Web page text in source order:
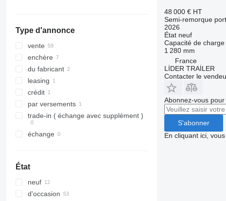
Saint-Aubin-sur-Gaillon
Lillers
Nancy
Serrières-en-Chautagne
tout afficher
Type d'annonce
vente
enchère
du fabricant
leasing
crédit
par versements
trade-in ( échange avec supplément )
échange
État
neuf
d'occasion
48 000 € HT
Semi-remorque
2026
Étatneuf
Capacité de charge
1 280 mm
France
LİDER TRAİLER
Contacter le
Abonnez-vous
S'abonner
En cliquant ici,